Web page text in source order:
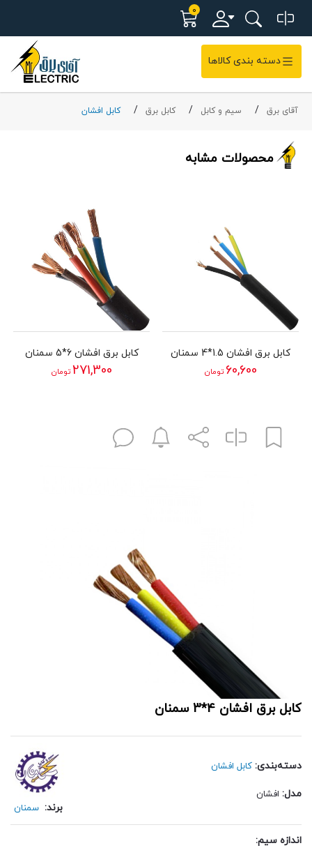
0
دسته بندی کالاها
آقای برق سیم و کابل کابل برق کابل افشان
محصولات مشابه
کابل برق افشان 1.5*4 سمنان
60,600 تومان
کابل برق افشان 6*5 سمنان
271,300تومان
کابل برق افشان 4*3 سمنان
دسته‌بندی: کابل افشان
مدل: افشان
برند: سمنان
اندازه سیم: